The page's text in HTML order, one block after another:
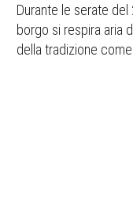
Durante le serate
borgo si respira aria
della tradizione come